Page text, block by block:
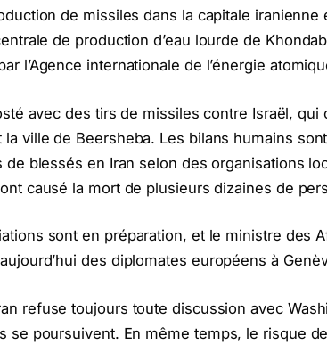
de missiles dans la capitale
de production d’eau lourde de
l’Agence internationale de l’énergie
avec des tirs de missiles contre Israël,
la ville de Beersheba. Les bilans humains
de blessés en Iran selon des organisations
causé la mort de plusieurs dizaines de
sont en préparation, et le ministre des
des diplomates européens à
refuse toujours toute discussion avec
se poursuivent. En même temps, le risque